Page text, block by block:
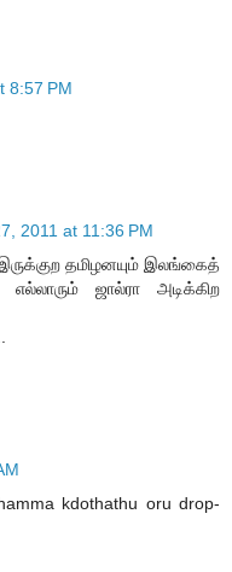
8:57 PM
2011 at 11:36 PM
தமிழனயும் இலங்கைத்
ஜால்ரா அடிக்கிற
kdothathu oru drop-